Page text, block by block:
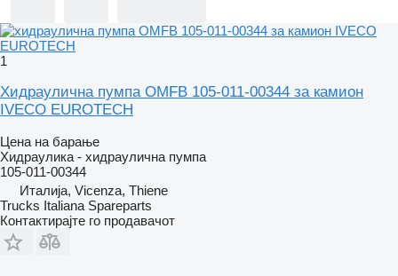
1
Хидраулична пумпа OMFB 105-011-00344 за камион
IVECO EUROTECH
Цена на барање
Хидраулика - хидраулична пумпа
105-011-00344
Италија, Vicenza, Thiene
Trucks Italiana Spareparts
Контактирајте го продавачот